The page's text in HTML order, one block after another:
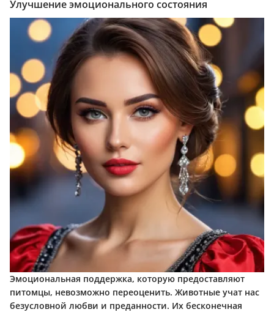
Улучшение эмоционального состояния
Эмоциональная поддержка, которую предоставляют
питомцы, невозможно переоценить. Животные учат нас
безусловной любви и преданности. Их бесконечная